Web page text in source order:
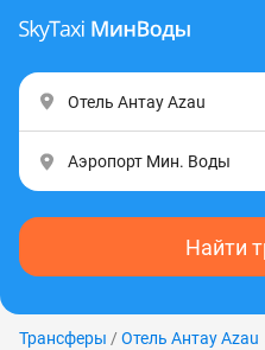
Найти
Трансферы / Отель Антау Аzаu